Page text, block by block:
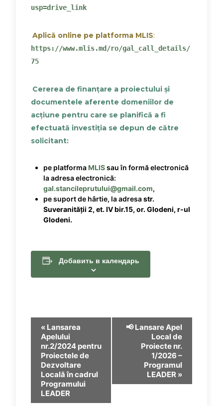
usp=drive_link
Aplică online pe platforma MLIS:
https://www.mlis.md/ro/gal_call_details/
75
Cererea de finanțare a proiectului și
documentele aferente domeniilor de
acțiune pentru care se planifică a fi
efectuată investiția se depun de către
solicitant:
pe platforma MLISsau în formă electronică
la adresa electronică:
gal.stancileprutului@gmail.com,
pe suport de hârtie, la adresastr.
Suveranității 2, et. IV bir.15, or. Glodeni, r-ul
Glodeni.
Добавить в календарь
Навигация
Мероприятие
« Lansarea
Apelului
nr.2/2024 pentru
Proiectele de
Dezvoltare
Locală în cadrul
Programului
LEADER
📢 Lansare Apel
Local de
Proiecte nr.
1/2026 –
Programul
LEADER »